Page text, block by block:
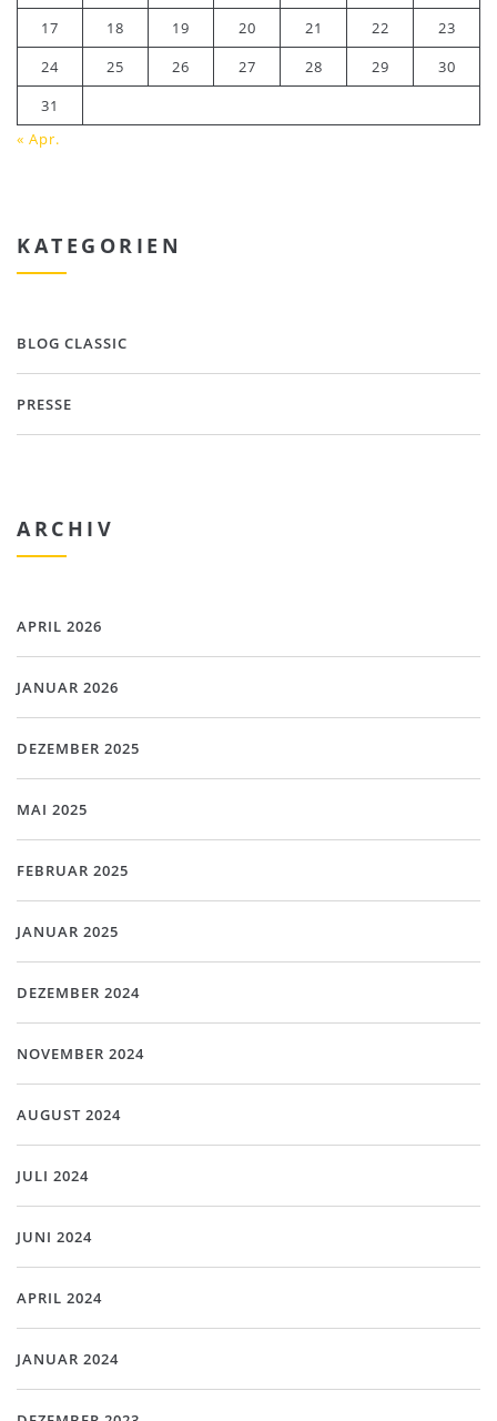
17
18 19 20 21 22
23
24
25 26 27 28 29
30
31
« Apr.
KATEGORIEN
BLOG CLASSIC
PRESSE
ARCHIV
APRIL 2026
JANUAR 2026
DEZEMBER 2025
MAI 2025
FEBRUAR 2025
JANUAR 2025
DEZEMBER 2024
NOVEMBER 2024
AUGUST 2024
JULI 2024
JUNI 2024
APRIL 2024
JANUAR 2024